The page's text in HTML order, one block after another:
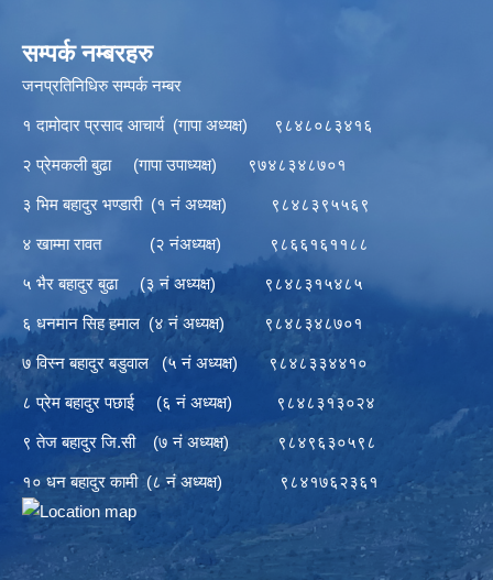
सम्पर्क नम्बरहरु
जनप्रतिनिधिरु सम्पर्क नम्बर
१ दामोदार प्रसाद आचार्य (गापा अध्यक्ष) ९८४८०८३४१६
२ प्रेमकली बुढा (गापा उपाध्यक्ष) ९७४८३४८७०१
३ भिम बहादुर भण्डारी (१ नं अध्यक्ष) ९८४८३९५५६९
४ खाम्मा रावत (२ नंअध्यक्ष) ९८६६१६११८८
५ भैर बहादुर बुढा (३ नं अध्यक्ष) ९८४८३१५४८५
६ धनमान सिह हमाल (४ नं अध्यक्ष) ९८४८३४८७०१
७ विस्न बहादुर बडुवाल (५ नं अध्यक्ष) ९८४८३३४४१०
८ प्रेम बहादुर पछाई (६ नं अध्यक्ष) ९८४८३१३०२४
९ तेज बहादुर जि.सी (७ नं अध्यक्ष) ९८४९६३०५९८
१० धन बहादुर कामी (८ नं अध्यक्ष) ९८४१७६२३६१